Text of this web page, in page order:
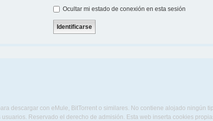
Ocultar mi estado de conexión en esta sesión
descargar con eMule, BitTorrent o similares. No contiene alojado ningún
Reservado el derecho de admisión. Esta web inserta cookies